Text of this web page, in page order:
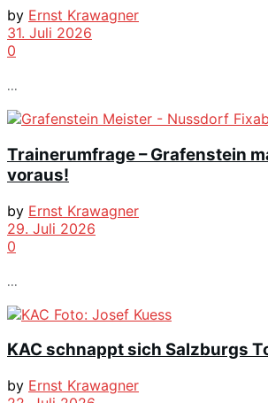
by Ernst Krawagner
31. Juli 2026
0
...
Trainerumfrage – Grafenstein
voraus!
by Ernst Krawagner
29. Juli 2026
0
...
KAC schnappt sich Salzburgs
by Ernst Krawagner